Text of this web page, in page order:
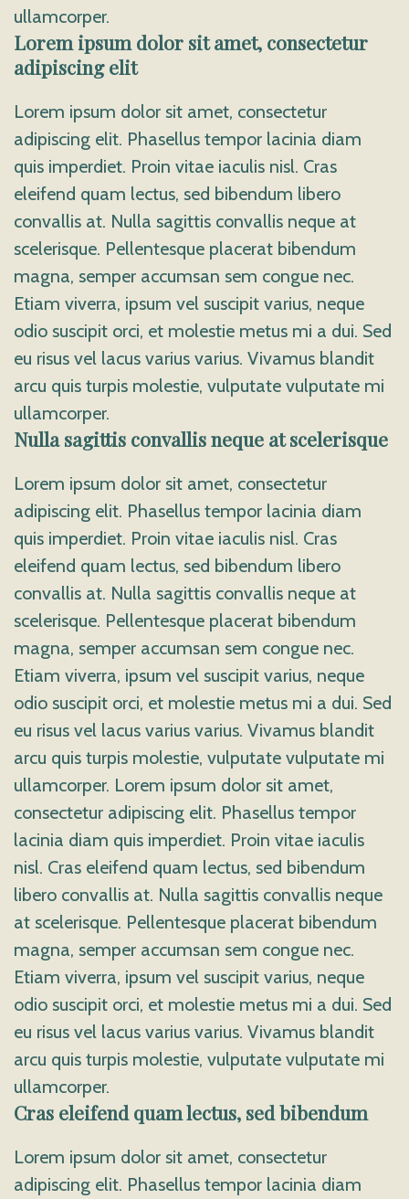
ullamcorper.
Lorem ipsum dolor sit amet, consectetur
adipiscing elit
Lorem ipsum dolor sit amet, consectetur
adipiscing elit. Phasellus tempor lacinia diam
quis imperdiet. Proin vitae iaculis nisl. Cras
eleifend quam lectus, sed bibendum libero
convallis at. Nulla sagittis convallis neque at
scelerisque. Pellentesque placerat bibendum
magna, semper accumsan sem congue nec.
Etiam viverra, ipsum vel suscipit varius, neque
odio suscipit orci, et molestie metus mi a dui. Sed
eu risus vel lacus varius varius. Vivamus blandit
arcu quis turpis molestie, vulputate vulputate mi
ullamcorper.
Nulla sagittis convallis neque at scelerisque
Lorem ipsum dolor sit amet, consectetur
adipiscing elit. Phasellus tempor lacinia diam
quis imperdiet. Proin vitae iaculis nisl. Cras
eleifend quam lectus, sed bibendum libero
convallis at. Nulla sagittis convallis neque at
scelerisque. Pellentesque placerat bibendum
magna, semper accumsan sem congue nec.
Etiam viverra, ipsum vel suscipit varius, neque
odio suscipit orci, et molestie metus mi a dui. Sed
eu risus vel lacus varius varius. Vivamus blandit
arcu quis turpis molestie, vulputate vulputate mi
ullamcorper. Lorem ipsum dolor sit amet,
consectetur adipiscing elit. Phasellus tempor
lacinia diam quis imperdiet. Proin vitae iaculis
nisl. Cras eleifend quam lectus, sed bibendum
libero convallis at. Nulla sagittis convallis neque
at scelerisque. Pellentesque placerat bibendum
magna, semper accumsan sem congue nec.
Etiam viverra, ipsum vel suscipit varius, neque
odio suscipit orci, et molestie metus mi a dui. Sed
eu risus vel lacus varius varius. Vivamus blandit
arcu quis turpis molestie, vulputate vulputate mi
ullamcorper.
Cras eleifend quam lectus, sed bibendum
Lorem ipsum dolor sit amet, consectetur
adipiscing elit. Phasellus tempor lacinia diam